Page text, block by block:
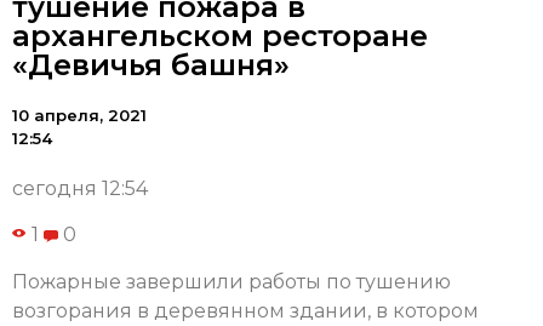
архангельском ресторане
«Девичья башня»
10 апреля, 2021
12:54
сегодня 12:54
1 0
Пожарные завершили работы по тушению
возгорания в деревянном здании, в котором